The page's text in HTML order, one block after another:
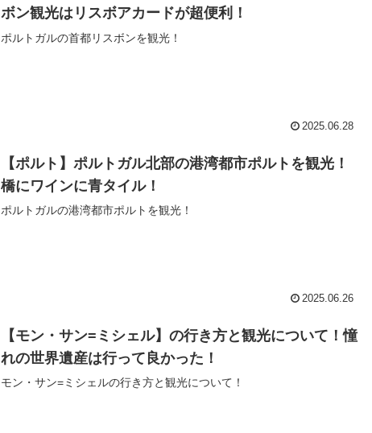
ボン観光はリスボアカードが超便利！
ポルトガルの首都リスボンを観光！
2025.06.28
【ポルト】ポルトガル北部の港湾都市ポルトを観光！
橋にワインに青タイル！
ポルトガルの港湾都市ポルトを観光！
2025.06.26
【モン・サン=ミシェル】の行き方と観光について！憧
れの世界遺産は行って良かった！
モン・サン=ミシェルの行き方と観光について！